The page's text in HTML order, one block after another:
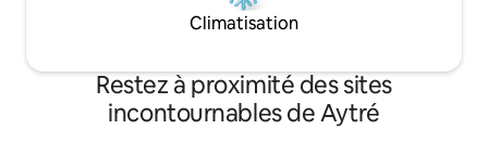
Climatisation
Restez à proximité des sites
incontournables de Aytré